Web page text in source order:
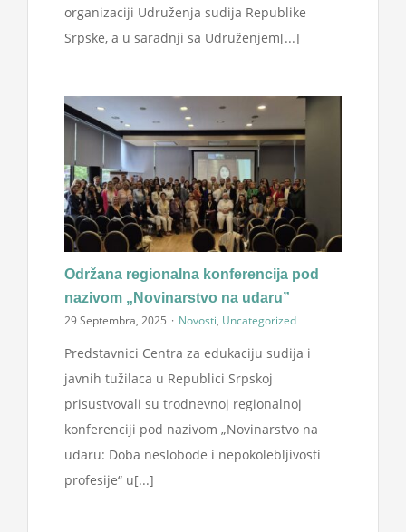
organizaciji Udruženja sudija Republike
Srpske, a u saradnji sa Udruženjem[...]
Održana regionalna konferencija pod
nazivom „Novinarstvo na udaru”
29 Septembra, 2025 · Novosti, Uncategorized
Predstavnici Centra za edukaciju sudija i
javnih tužilaca u Republici Srpskoj
prisustvovali su trodnevnoj regionalnoj
konferenciji pod nazivom „Novinarstvo na
udaru: Doba neslobode i nepokolebljivosti
profesije“ u[...]